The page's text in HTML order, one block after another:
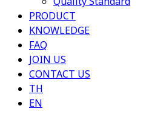
PRODUCT
KNOWLEDGE
FAQ
JOIN US
CONTACT US
TH
EN